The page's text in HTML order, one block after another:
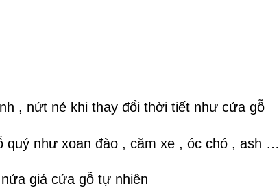
, nứt nẻ khi thay đổi thời tiết như cửa gỗ
quý như xoan đào , căm xe , óc chó , ash …
giá cửa gỗ tự nhiên